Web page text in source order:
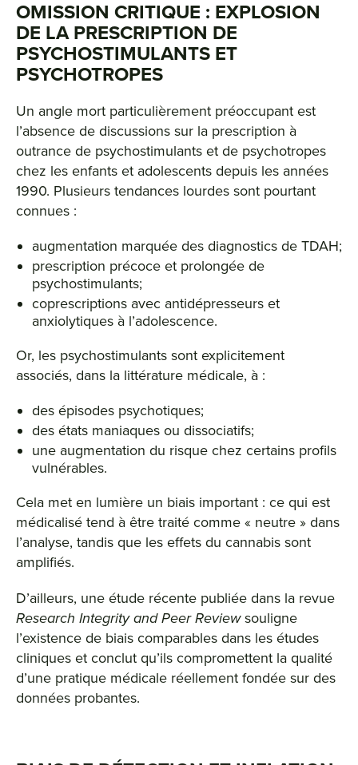
OMISSION CRITIQUE : EXPLOSION
DE LA PRESCRIPTION DE
PSYCHOSTIMULANTS ET
PSYCHOTROPES
Un angle mort particulièrement préoccupant est
l’absence de discussions sur la prescription à
outrance de psychostimulants et de psychotropes
chez les enfants et adolescents depuis les années
1990. Plusieurs tendances lourdes sont pourtant
connues :
augmentation marquée des diagnostics de TDAH;
prescription précoce et prolongée de
psychostimulants;
coprescriptions avec antidépresseurs et
anxiolytiques à l’adolescence.
Or, les psychostimulants sont explicitement
associés, dans la littérature médicale, à :
des épisodes psychotiques;
des états maniaques ou dissociatifs;
une augmentation du risque chez certains profils
vulnérables.
Cela met en lumière un biais important : ce qui est
médicalisé tend à être traité comme « neutre » dans
l’analyse, tandis que les effets du cannabis sont
amplifiés.
D’ailleurs, une étude récente publiée dans la revue
Research Integrity and Peer Reviewsouligne
l’existence de biais comparables dans les études
cliniques et conclut qu’ils compromettent la qualité
d’une pratique médicale réellement fondée sur des
données probantes.